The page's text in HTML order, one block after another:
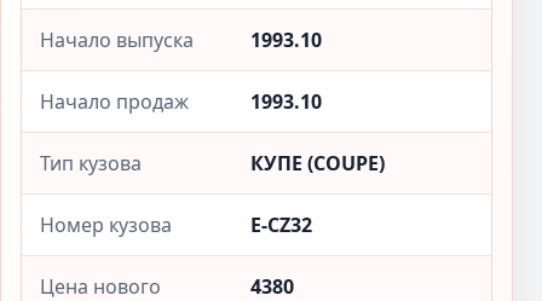
Начало выпуска 1993.10
Начало продаж 1993.10
Тип кузова КУПЕ (COUPE)
Номер кузова E-CZ32
Цена нового
4380